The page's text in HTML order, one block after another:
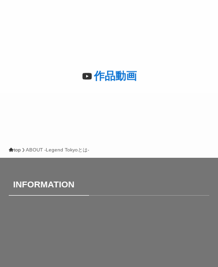
作品動画
top ABOUT -Legend Tokyoとは-
INFORMATION